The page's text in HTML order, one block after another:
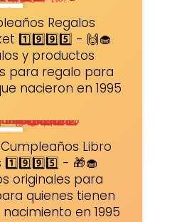
★
Regalos
1️⃣9️⃣9️⃣5️⃣ - 🙌🧁
y productos
para regalo para
nacieron en 1995
★
Libro
1️⃣9️⃣9️⃣5️⃣ - 🎁🧁
originales para
quienes tienen
en 1995